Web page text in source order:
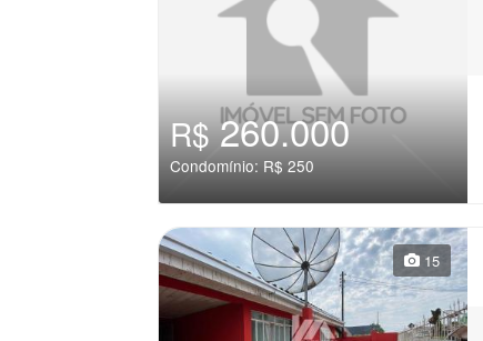
R$260.000
Condomínio: R$ 250
15